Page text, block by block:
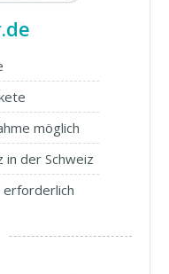
möglich
in der Schweiz
erforderlich